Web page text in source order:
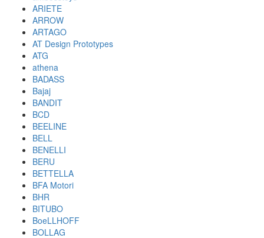
ARIETE
ARROW
ARTAGO
AT Design Prototypes
ATG
athena
BADASS
Bajaj
BANDIT
BCD
BEELINE
BELL
BENELLI
BERU
BETTELLA
BFA Motori
BHR
BITUBO
BoeLLHOFF
BOLLAG